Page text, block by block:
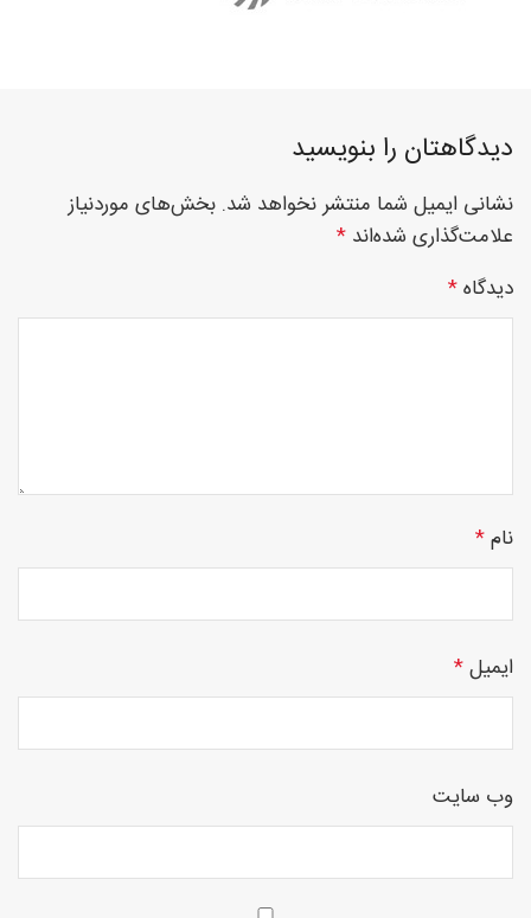
تخصصی
نصب
های
چوبی
منبت
سی ان
دیدگاهتان را بنویسید
نشانی ایمیل شما منتشر نخواهد شد. بخش‌های موردنیاز
علامت‌گذاری شده‌اند *
دیدگاه*
نام*
ایمیل*
وب‌ سایت